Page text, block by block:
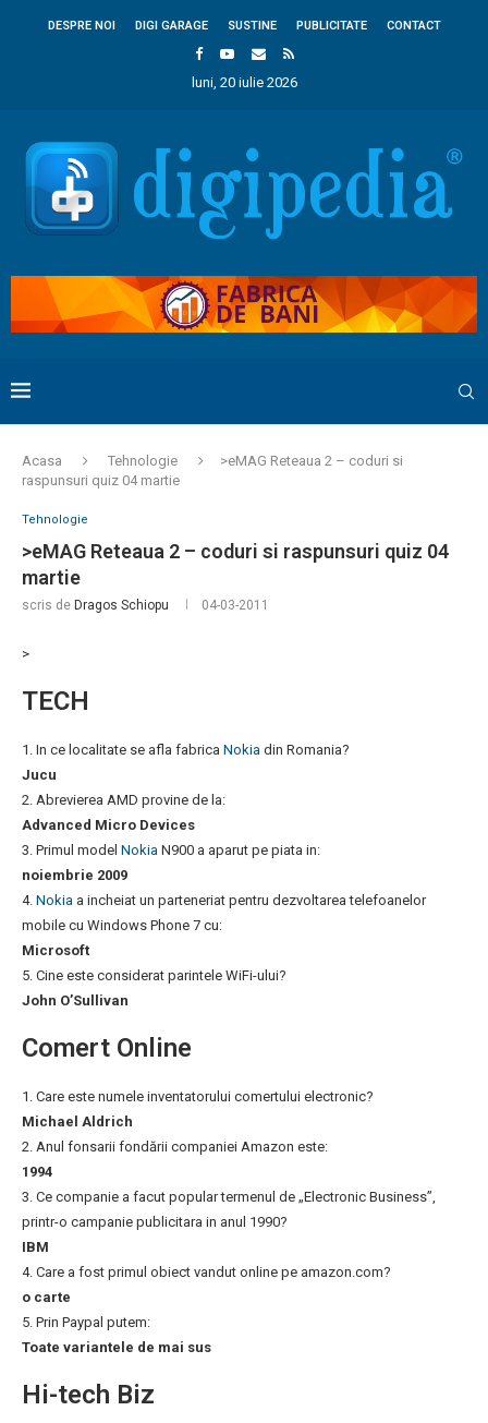
DESPRE NOI DIGI GARAGE SUSTINE PUBLICITATE CONTACT
luni, 20 iulie 2026
Acasa Tehnologie
>eMAG Reteaua 2 – coduri si
raspunsuri quiz 04 martie
Tehnologie
>eMAG Reteaua 2 – coduri si raspunsuri quiz 04
martie
scris de Dragos Schiopu 04-03-2011
>
TECH
1. In ce localitate se afla fabrica Nokia din Romania?
Jucu
2. Abrevierea AMD provine de la:
Advanced Micro Devices
3. Primul model Nokia N900 a aparut pe piata in:
noiembrie 2009
4. Nokia a incheiat un parteneriat pentru dezvoltarea telefoanelor
mobile cu Windows Phone 7 cu:
Microsoft
5. Cine este considerat parintele WiFi-ului?
John O’Sullivan
Comert Online
1. Care este numele inventatorului comertului electronic?
Michael Aldrich
2. Anul fonsarii fondării companiei Amazon este:
1994
3. Ce companie a facut popular termenul de „Electronic Business”,
printr-o campanie publicitara in anul 1990?
IBM
4. Care a fost primul obiect vandut online pe amazon.com?
o carte
5. Prin Paypal putem:
Toate variantele de mai sus
Hi-tech Biz